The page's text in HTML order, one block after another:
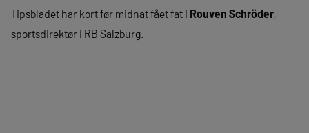
Tipsbladet har kort før midnat fået fat i Rouven Schröder,
sportsdirektør i RB Salzburg.